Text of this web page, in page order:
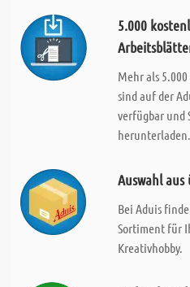
5.000
Mehr als
sind auf der
verfügbar und
herunterladen.
Auswahl
Bei Aduis
Sortiment für
Kreativhobby.